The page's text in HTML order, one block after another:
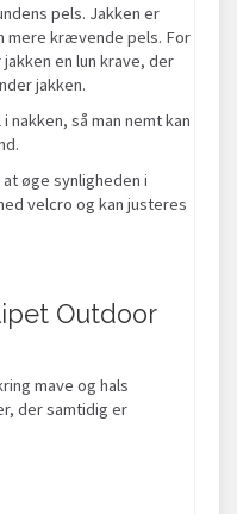
pels. Jakken er
mere krævende pels. For
en lun krave, der
jakken.
nakken, så man nemt kan
øge synligheden i
velcro og kan justeres
Outdoor
mave og hals
der samtidig er